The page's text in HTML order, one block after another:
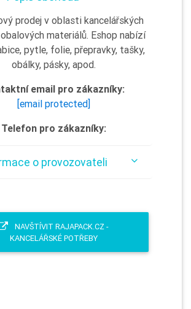
prodej v oblasti kancelářských
materiálů. Eshop nabízí
pytle, folie, přepravky, tašky,
obálky, pásky, apod.
email pro zákazníky:
[email protected]
Telefon pro zákazníky:
o provozovateli
NAVŠTÍVIT RAJAPACK.CZ -
KANCELÁŘSKÉ POTŘEBY